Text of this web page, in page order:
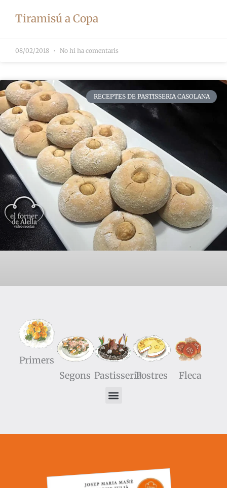
Tiramisú a Copa
08/02/2018 No hi ha comentaris
RECEPTES DE PASTISSERIA CASOLANA
Galetes de Llimona
Primers
Segons PastisseriaPostres Fleca